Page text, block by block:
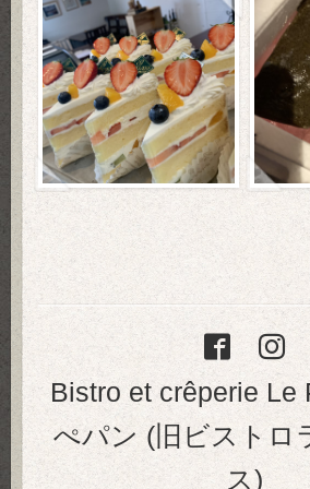
Bistro et crêperie Le
ぺパン (旧ビストロ
ス)